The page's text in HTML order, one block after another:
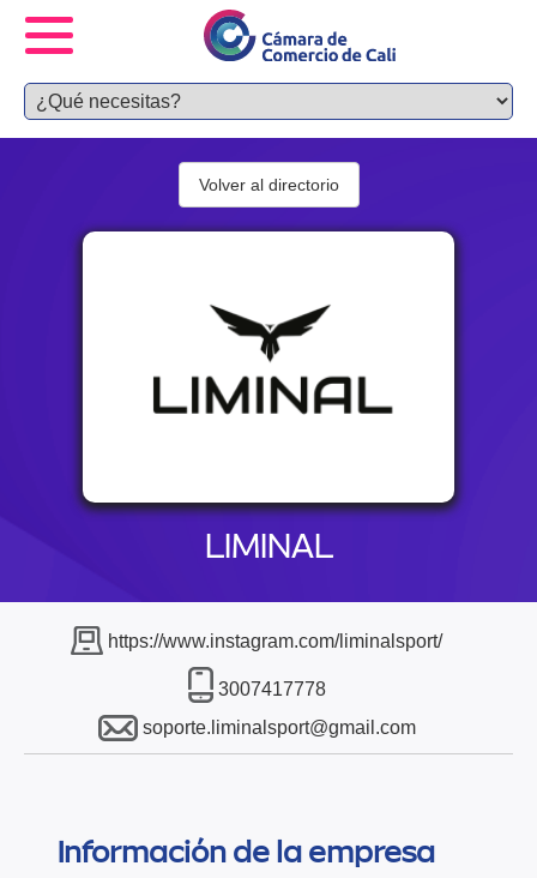
LIMINAL
Volver al directorio
https://www.instagram.com/liminalsport/
3007417778
soporte.liminalsport@gmail.com
Información de la empresa